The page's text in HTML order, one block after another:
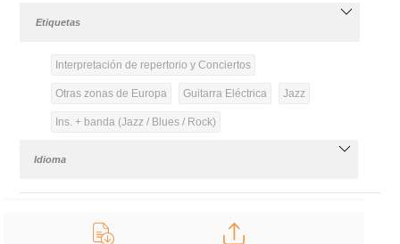
Etiquetas
Interpretación de repertorio y Conciertos
Otras zonas de Europa Guitarra Eléctrica Jazz
Ins. + banda (Jazz / Blues / Rock)
Idioma